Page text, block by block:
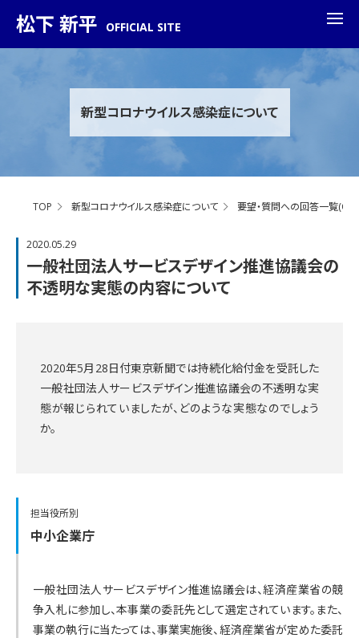
松下 新平 OFFICIAL SITE
新型コロナウイルス感染症について
TOP 新型コロナウイルス感染症について 要望・質問への回答一覧
2020.05.29
一般社団法人サービスデザイン推進協議会の
不透明な実態の内容について
2020年5月28日付東京新聞では持続化給付金を受託した
一般社団法人サービスデザイン推進協議会の不透明な実
態が報じられていましたが、どのような実態なのでしょう
か。
担当役所別
中小企業庁
一般社団法人サービスデザイン推進協議会は、経済産業省の競
争入札に参加し、本事業の委託先として選定されています。また、
事業の執行に当たっては、事業実施後、経済産業省が定めた委託